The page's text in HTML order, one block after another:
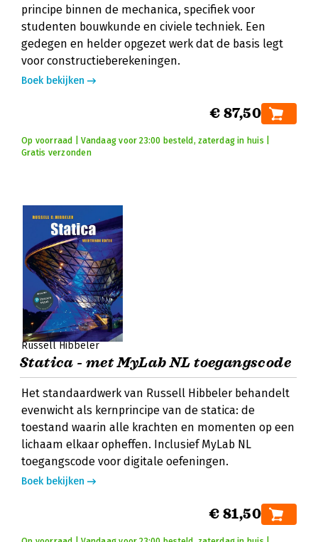
principe binnen de mechanica, specifiek voor
studenten bouwkunde en civiele techniek. Een
gedegen en helder opgezet werk dat de basis legt
voor constructieberekeningen.
Boek bekijken
€ 87,50
Op voorraad | Vandaag voor 23:00 besteld, zaterdag in huis |
Gratis verzonden
Russell Hibbeler
Statica - met MyLab NL toegangscode
Het standaardwerk van Russell Hibbeler behandelt
evenwicht als kernprincipe van de statica: de
toestand waarin alle krachten en momenten op een
lichaam elkaar opheffen. Inclusief MyLab NL
toegangscode voor digitale oefeningen.
Boek bekijken
€ 81,50